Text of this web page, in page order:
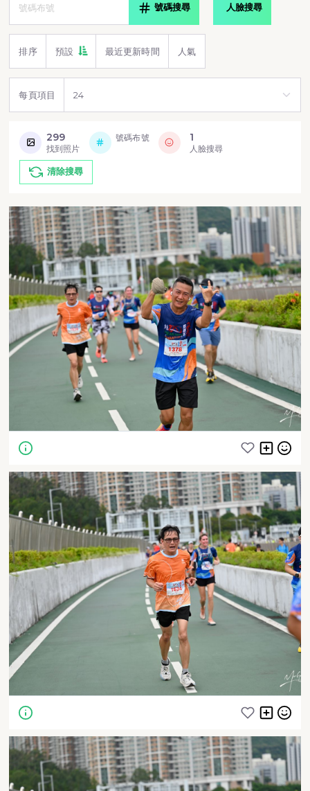
號碼搜尋 人臉搜尋
排序 預設 最近更新時間 人氣
每頁項目
299
找到照片
號碼布號 1
人臉搜尋
清除搜尋